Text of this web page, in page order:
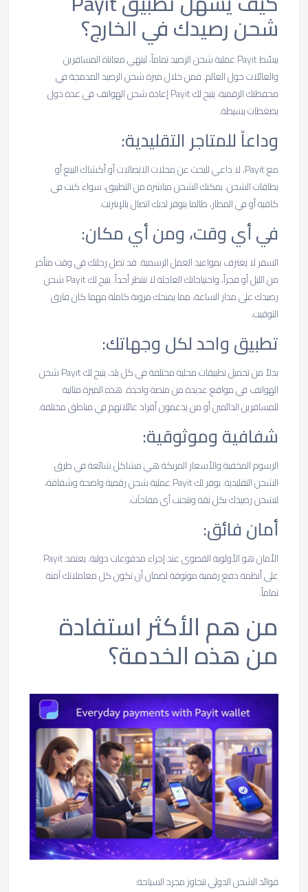
شحن رصيدك في الخارج؟
يبسّط Payit عملية شحن الرصيد تماماً، لينهي معاناة المسافرين
والعائلات حول العالم. فمن خلال ميزة شحن الرصيد المدمجة في
محفظتك الرقمية، يتيح لك Payit إعادة شحن الهواتف في عدة دول
بضغطات بسيطة.
وداعاً للمتاجر التقليدية:
مع Payit، لا داعي للبحث عن محلات الاتصالات أو أكشاك البيع أو
بطاقات الشحن. يمكنك الشحن مباشرة من التطبيق، سواء كنت في
كافيه أو في المطار، طالما يتوفر لديك اتصال بالإنترنت.
في أي وقت، ومن أي مكان:
السفر لا يعترف بمواعيد العمل الرسمية. قد تصل رحلتك في وقت متأخر
من الليل أو فجراً، واحتياجاتك العاجلة لا تنتظر أحداً. يتيح لك Payit شحن
رصيدك على مدار الساعة، مما يمنحك مرونة كاملة مهما كان فارق
التوقيت.
تطبيق واحد لكل وجهاتك:
بدلاً من تحميل تطبيقات محلية مختلفة في كل بلد، يتيح لك Payit شحن
الهواتف في مواقع عديدة من منصة واحدة. هذه الميزة مثالية
للمسافرين الدائمين أو من يدعمون أفراد عائلاتهم في مناطق مختلفة.
شفافية وموثوقية:
الرسوم المخفية والأسعار المربكة هي مشاكل شائعة في طرق
الشحن التقليدية. يوفر لك Payit عملية شحن رقمية واضحة وشفافة،
لتشحن رصيدك بكل ثقة وتتجنب أي مفاجآت.
أمان فائق:
الأمان هو الأولوية القصوى عند إجراء مدفوعات دولية. يعتمد Payit
على أنظمة دفع رقمية موثوقة لضمان أن تكون كل معاملاتك آمنة
تماماً.
من هم الأكثر استفادة
من هذه الخدمة؟
فوائد الشحن الدولي تتجاوز مجرد السياحة: